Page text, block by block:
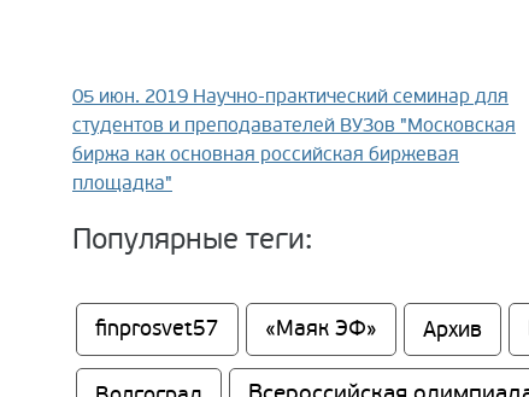
05 июн. 2019 Научно-практический семинар для
студентов и преподавателей ВУЗов "Московская
биржа как основная российская биржевая
площадка"
Популярные теги:
finprosvet57 «Маяк ЭФ» Архив